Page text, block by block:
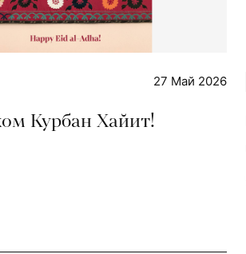
27 Май 2026
Курбан Хайит!